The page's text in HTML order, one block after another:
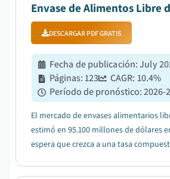
Envase de Alimentos Libre
DESCARGAR PDF GRATIS
Fecha de publicación:July
Páginas:123 CAGR: 10.4%
Período de pronóstico:2026-
El mercado de envases alimentarios
estimó en 95.100 millones de dólares
espera que crezca a una tasa